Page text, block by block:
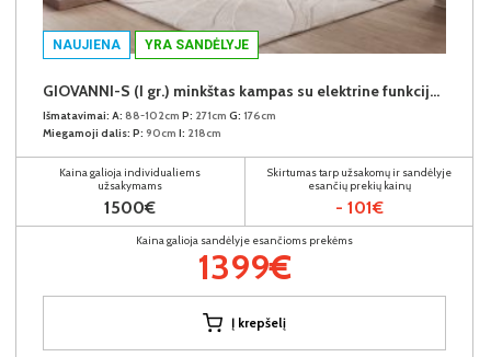
NAUJIENA YRA SANDĖLYJE
GIOVANNI-S (I gr.) minkštas kampas su elektrine funkcija (Aphrodite-21) D
Išmatavimai: A: 88-102cm P: 271cm G: 176cm
Miegamoji dalis: P: 90cm I: 218cm
Kaina galioja individualiems
užsakymams
1500€
Skirtumas tarp užsakomų ir sandėlyje
esančių prekių kainų
- 101€
Kaina galioja sandėlyje esančioms prekėms
1399€
Į krepšelį